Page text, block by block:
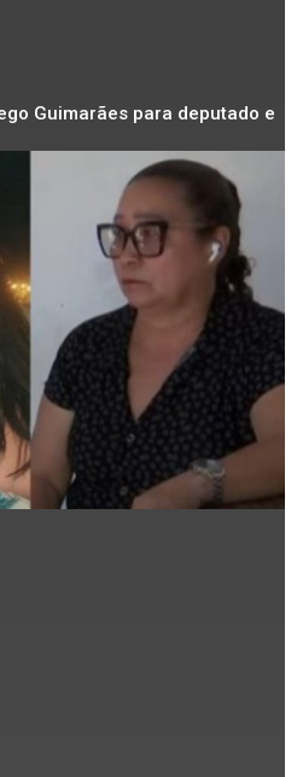
Guimarães para deputado e